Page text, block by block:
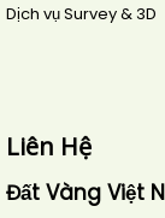
Dịch vụ Survey & 3D
Liên Hệ
Đất Vàng Việt